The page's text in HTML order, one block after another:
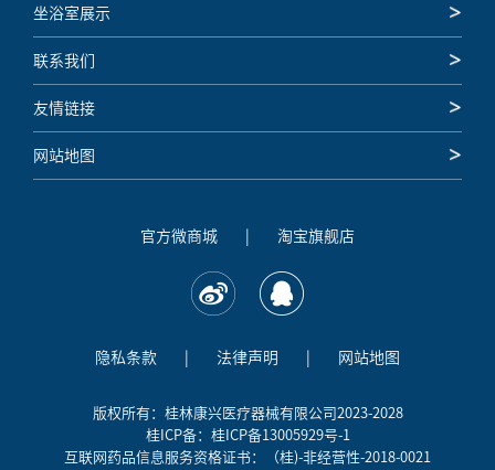
坐浴室展示
联系我们
友情链接
网站地图
官方微商城 淘宝旗舰店
隐私条款 法律声明 网站地图
版权所有：桂林康兴医疗器械有限公司2023-2028
桂ICP备：桂ICP备13005929号-1
互联网药品信息服务资格证书：（桂)-非经营性-2018-0021